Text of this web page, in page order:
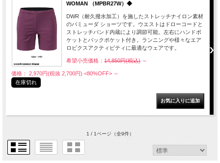
WOMAN （MPBR27W）◆
DWR（耐久撥水加工）を施したストレッチナイロン素材
のバミューダ ショーツです。ウエストはドローコードと
ストレッチバンド内蔵により調節可能。左右にハンドポ
ケットとバックポケット付き。ランニングや様々なエア
ロビクスアクティビティに最適なウェアです。
希望小売価格： 14,850円(税込) ～
価格： 2,970円(税抜 2,700円) <80%OFF> ～
在庫切れ
1 / 1ページ（全9件）